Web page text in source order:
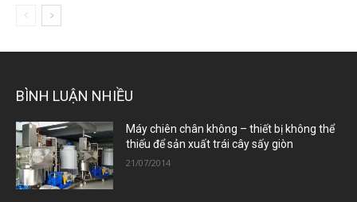
BÌNH LUẬN NHIỀU
Máy chiên chân không – thiết bị không thể
thiếu để sản xuất trái cây sấy giòn
21/07/2014